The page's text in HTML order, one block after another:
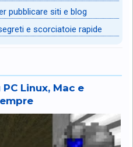
pubblicare siti e blog
e scorciatoie rapide
Linux, Mac e